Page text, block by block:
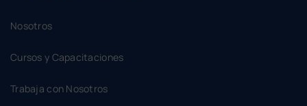
Nosotros
Cursos y Capacitaciones
Trabaja con Nosotros